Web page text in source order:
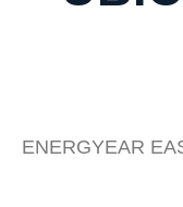
ENERGYEAR